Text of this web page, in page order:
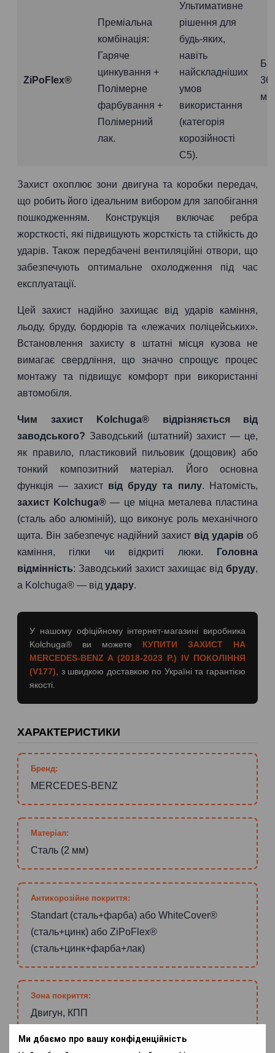
Ми дбаємо про вашу конфіденційність
ZiPoFlex®
Преміальна
комбінація:
Гаряче
цинкування +
Полімерне
фарбування +
Полімерний
лак.
Ультимативне
рішення для
будь-яких,
навіть
найскладніших
умов
використання
(категорія
корозійності
C5).
36
Захист охоплює зони двигуна та коробки передач,
що робить його ідеальним вибором для запобігання
пошкодженням. Конструкція включає ребра
жорсткості, які підвищують жорсткість та стійкість до
ударів. Також передбачені вентиляційні отвори, що
забезпечують оптимальне охолодження під час
експлуатації.
Цей захист надійно захищає від ударів каміння,
льоду, бруду, бордюрів та «лежачих поліцейських».
Встановлення захисту в штатні місця кузова не
вимагає свердління, що значно спрощує процес
монтажу та підвищує комфорт при використанні
автомобіля.
Чим захист Kolchuga® відрізняється від
заводського? Заводський (штатний) захист — це,
як правило, пластиковий пильовик (дощовик) або
тонкий композитний матеріал. Його основна
функція — захист від бруду та пилу. Натомість,
захист Kolchuga® — це міцна металева пластина
(сталь або алюміній), що виконує роль механічного
щита. Він забезпечує надійний захист від ударів об
каміння, гілки чи відкриті люки.
Головна
відмінність: Заводський захист захищає від бруду,
а Kolchuga® — від удару.
У нашому офіційному інтернет-магазині виробника
Kolchuga® ви можете КУПИТИ ЗАХИСТ НА
MERCEDES-BENZ A (2018-2023 Р.) IV ПОКОЛІННЯ
(V177) , з швидкою доставкою по Україні та гарантією
якості.
ХАРАКТЕРИСТИКИ
Бренд:
MERCEDES-BENZ
Матеріал:
Сталь (2 мм)
Антикорозійне покриття:
Standart (сталь+фарба) або WhiteCover®
(сталь+цинк) або ZiPoFlex®
(сталь+цинк+фарба+лак)
Зона покриття:
Двигун, КПП